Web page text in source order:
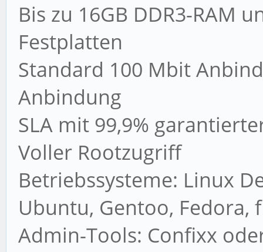
Bis zu 16GB DDR3-RAM
Festplatten
Standard 100 Mbit
Anbindung
SLA mit 99,9%
Voller Rootzugriff
Betriebssysteme: Linux
Ubuntu, Gentoo, Fedora,
Admin-Tools: Confixx